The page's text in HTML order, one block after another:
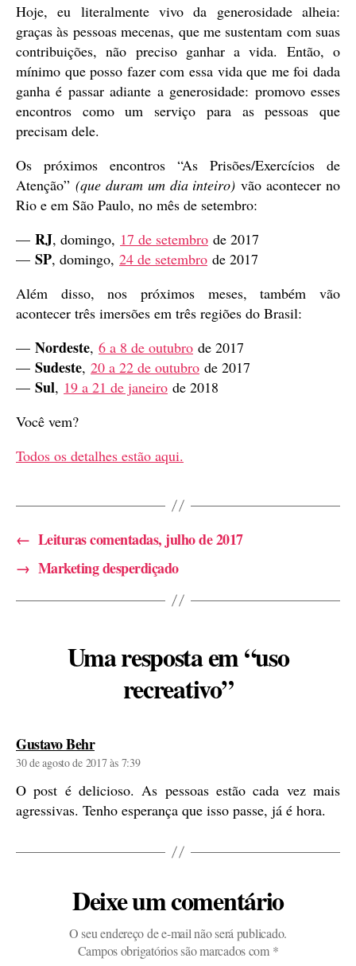
Hoje, eu literalmente vivo da generosidade alheia:
graças às pessoas mecenas, que me sustentam com suas
contribuições, não preciso ganhar a vida. Então, o
mínimo que posso fazer com essa vida que me foi dada
ganha é passar adiante a generosidade: promovo esses
encontros como um serviço para as pessoas que
precisam dele.
Os próximos encontros “As Prisões/Exercícios de
Atenção” (que duram um dia inteiro) vão acontecer no
Rio e em São Paulo, no mês de setembro:
— RJ, domingo, 17 de setembro de 2017
— SP, domingo, 24 de setembro de 2017
Além disso, nos próximos meses, também vão
acontecer três imersões em três regiões do Brasil:
— Nordeste, 6 a 8 de outubro de 2017
— Sudeste, 20 a 22 de outubro de 2017
— Sul, 19 a 21 de janeiro de 2018
Você vem?
Todos os detalhes estão aqui.
← Leituras comentadas, julho de 2017
→ Marketing desperdiçado
Uma resposta em “uso
recreativo”
Gustavo Behrdiz:
30 de agosto de 2017 às 7:39
O post é delicioso. As pessoas estão cada vez mais
agressivas. Tenho esperança que isso passe, já é hora.
Deixe um comentário
O seu endereço de e-mail não será publicado.
Campos obrigatórios são marcados com *